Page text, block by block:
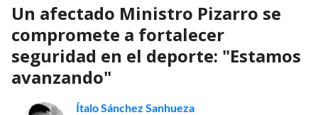
Un afectado Ministro Pizarro se
compromete a fortalecer
seguridad en el deporte: "Estamos
avanzando"
Ítalo Sánchez Sanhueza